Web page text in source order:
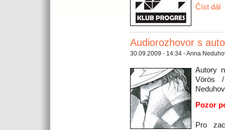
Číst dál
Audiorozhovor s
30.09.2009 - 14:34 - Anna
Autory
Vörös /
Pozor
Pro